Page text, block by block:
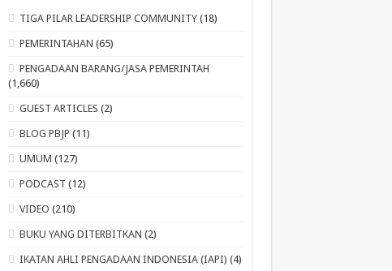
TIGA PILAR LEADERSHIP COMMUNITY (18)
PEMERINTAHAN (65)
PENGADAAN BARANG/JASA PEMERINTAH
(1,660)
GUEST ARTICLES (2)
BLOG PBJP (11)
UMUM (127)
PODCAST (12)
VIDEO (210)
BUKU YANG DITERBITKAN (2)
IKATAN AHLI PENGADAAN INDONESIA (IAPI) (4)